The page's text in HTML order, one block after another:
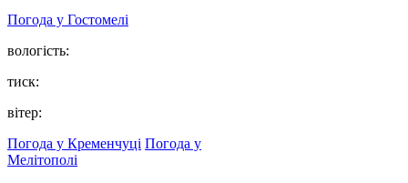
Погода у Гостомелі
вологість:
тиск:
вітер:
Погода у Кременчуці Погода у
Мелітополі